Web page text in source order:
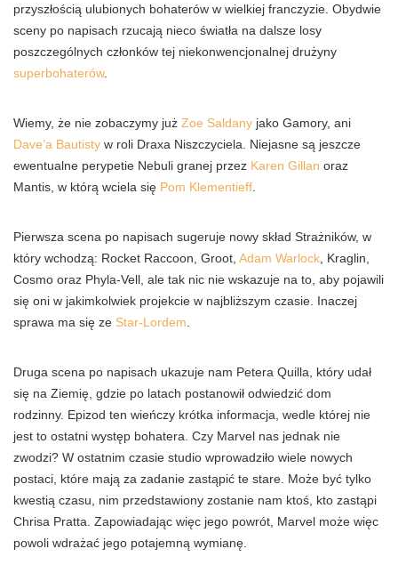
przyszłością ulubionych bohaterów w wielkiej franczyzie. Obydwie
sceny po napisach rzucają nieco światła na dalsze losy
poszczególnych członków tej niekonwencjonalnej drużyny
superbohaterów.
Wiemy, że nie zobaczymy już Zoe Saldany jako Gamory, ani
Dave’a Bautisty w roli Draxa Niszczyciela. Niejasne są jeszcze
ewentualne perypetie Nebuli granej przez Karen Gillan oraz
Mantis, w którą wciela się Pom Klementieff
Pierwsza scena po napisach sugeruje nowy skład Strażników, w
który wchodzą: Rocket Raccoon, Groot, Adam Warlock , Kraglin,
Cosmo oraz Phyla-Vell, ale tak nic nie wskazuje na to, aby pojawili
się oni w jakimkolwiek projekcie w najbliższym czasie. Inaczej
sprawa ma się ze Star-Lordem
Druga scena po napisach ukazuje nam Petera Quilla, który udał
się na Ziemię, gdzie po latach postanowił odwiedzić dom
rodzinny. Epizod ten wieńczy krótka informacja, wedle której nie
jest to ostatni występ bohatera. Czy Marvel nas jednak nie
zwodzi? W ostatnim czasie studio wprowadziło wiele nowych
postaci, które mają za zadanie zastąpić te stare. Może być tylko
kwestią czasu, nim przedstawiony zostanie nam ktoś, kto zastąpi
Chrisa Pratta. Zapowiadając więc jego powrót, Marvel może więc
powoli wdrażać jego potajemną wymianę.